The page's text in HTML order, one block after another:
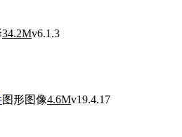
34.2Mv6.1.3
图形图像4.6Mv19.4.17